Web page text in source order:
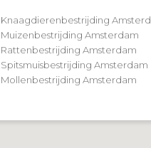
Knaagdierenbestrijding
Muizenbestrijding Amsterdam
Rattenbestrijding Amsterdam
Spitsmuisbestrijding Amsterdam
Mollenbestrijding Amsterdam